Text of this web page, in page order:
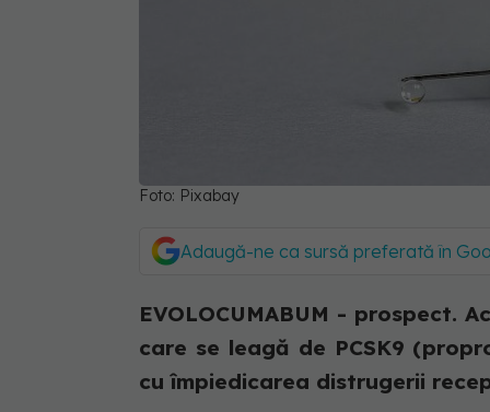
Foto: Pixabay
Adaugă-ne ca sursă preferată în
EVOLOCUMABUM - prospect.
care se leagă de PCSK9
cu împiedicarea distrugerii